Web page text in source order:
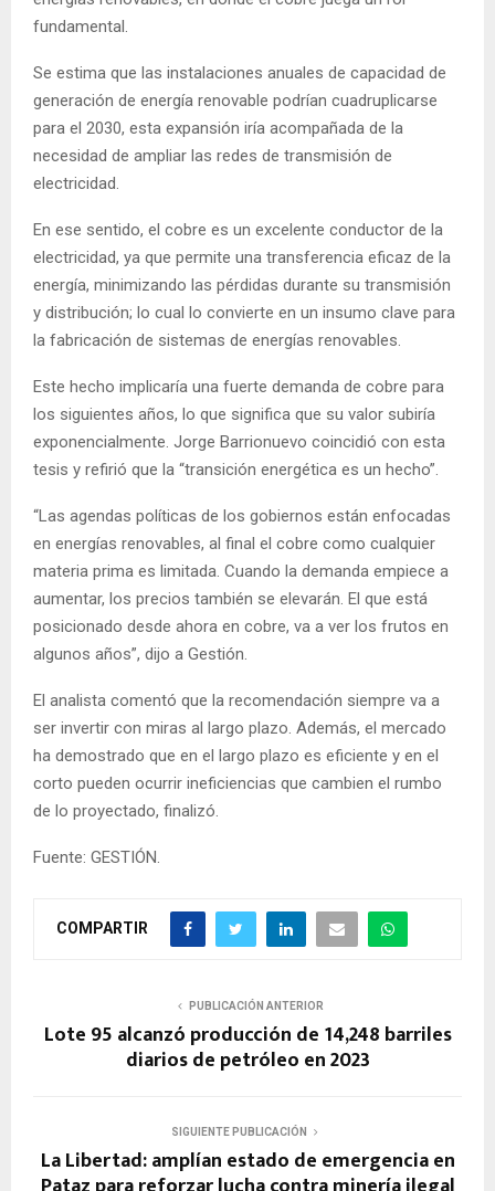
fundamental.
Se estima que las instalaciones anuales de capacidad de
generación de energía renovable podrían cuadruplicarse
para el 2030, esta expansión iría acompañada de la
necesidad de ampliar las redes de transmisión de
electricidad.
En ese sentido, el cobre es un excelente conductor de la
electricidad, ya que permite una transferencia eficaz de la
energía, minimizando las pérdidas durante su transmisión
y distribución; lo cual lo convierte en un insumo clave para
la fabricación de sistemas de energías renovables.
Este hecho implicaría una fuerte demanda de cobre para
los siguientes años, lo que significa que su valor subiría
exponencialmente. Jorge Barrionuevo coincidió con esta
tesis y refirió que la “transición energética es un hecho”.
“Las agendas políticas de los gobiernos están enfocadas
en energías renovables, al final el cobre como cualquier
materia prima es limitada. Cuando la demanda empiece a
aumentar, los precios también se elevarán. El que está
posicionado desde ahora en cobre, va a ver los frutos en
algunos años”, dijo a Gestión.
El analista comentó que la recomendación siempre va a
ser invertir con miras al largo plazo. Además, el mercado
ha demostrado que en el largo plazo es eficiente y en el
corto pueden ocurrir ineficiencias que cambien el rumbo
de lo proyectado, finalizó.
Fuente: GESTIÓN.
COMPARTIR
PUBLICACIÓN ANTERIOR
Lote 95 alcanzó producción de 14,248 barriles
diarios de petróleo en 2023
SIGUIENTE PUBLICACIÓN
La Libertad: amplían estado de emergencia en